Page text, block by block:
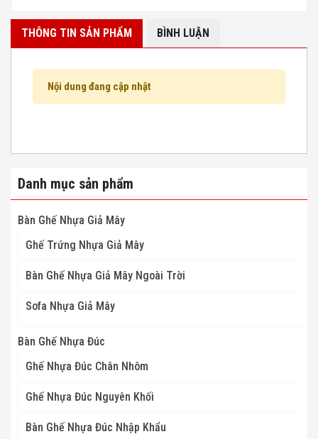
THÔNG TIN SẢN PHẨM BÌNH LUẬN
Nội dung đang cập nhật
Danh mục sản phẩm
Bàn Ghế Nhựa Giả Mây
Ghế Trứng Nhựa Giả Mây
Bàn Ghế Nhựa Giả Mây Ngoài Trời
Sofa Nhựa Giả Mây
Bàn Ghế Nhựa Đúc
Ghế Nhựa Đúc Chân Nhôm
Ghế Nhựa Đúc Nguyên Khối
Bàn Ghế Nhựa Đúc Nhập Khẩu